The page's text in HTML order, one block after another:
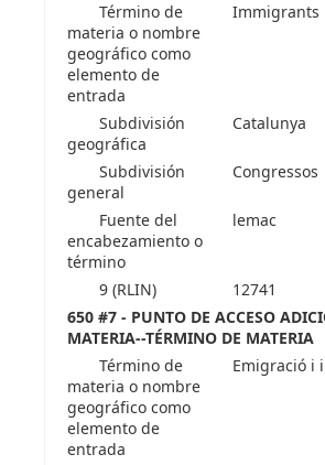
Término de
materia o nombre
geográfico como
elemento de
entrada
Immigrants
Subdivisión
geográfica
Catalunya
Subdivisión
general
Congressos
Fuente del
encabezamiento o
término
lemac
9 (RLIN)
12741
650 #7 - PUNTO DE ACCESO
MATERIA--TÉRMINO DE MATERIA
Término de
materia o nombre
geográfico como
elemento de
entrada
Emigració i